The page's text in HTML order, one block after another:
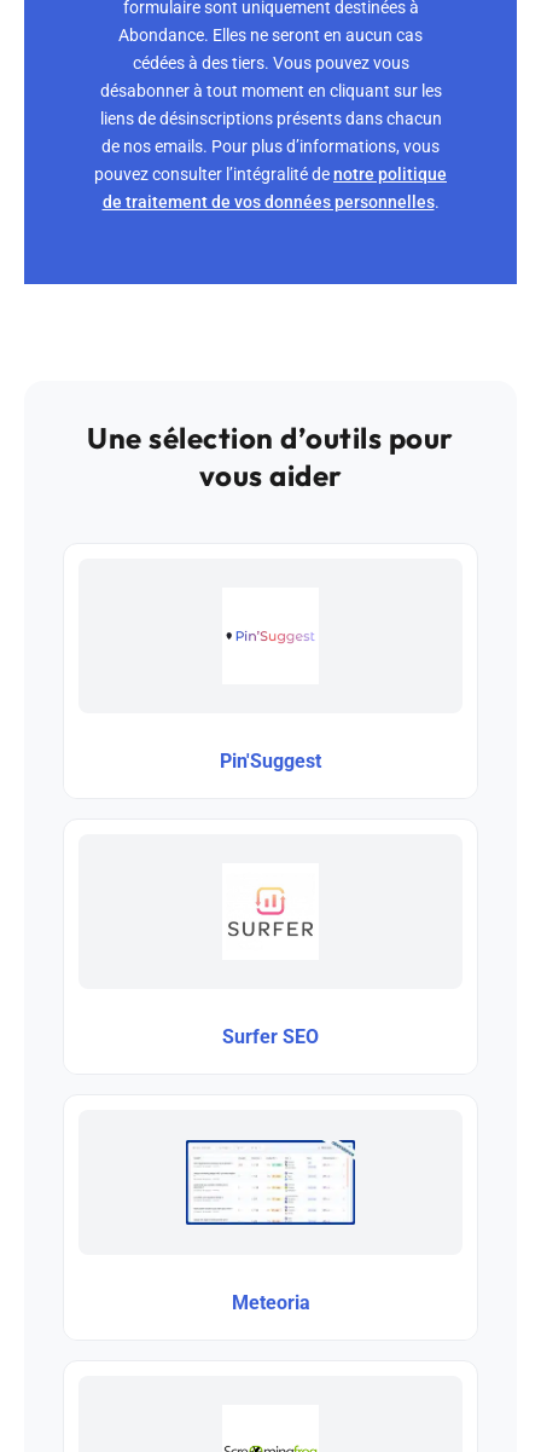
formulaire sont uniquement destinées à
Abondance. Elles ne seront en aucun cas
cédées à des tiers. Vous pouvez vous
désabonner à tout moment en cliquant sur les
liens de désinscriptions présents dans chacun
de nos emails. Pour plus d’informations, vous
pouvez consulter l’intégralité denotre politique
de traitement de vos données personnelles.
Une sélection d’outils pour
vous aider
Pin'Suggest
Surfer SEO
Meteoria